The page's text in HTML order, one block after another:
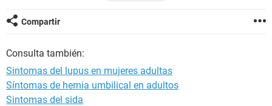
situación. Cuento además con una condición de cansancio
permanente que no tenía a los 15 años por ejemplo (tengo
que me provoca mareos y náuseas bastante seguido, tengo
muchos dolores en el cuerpo, que también empezaron cerca
de mi cansancio permanente y junto con mi brote más
importante en mi cara. Tal vez sea parte de mi imaginación,
muy seguramente lo es, pero me asusta comentárselo a mi
Compartir
Consulta también:
Sintomas del lupus en mujeres adultas
Síntomas de hernia umbilical en adultos
Sintomas del sida